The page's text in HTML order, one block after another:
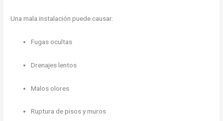
Una mala instalación puede causar:
Fugas ocultas
Drenajes lentos
Malos olores
Ruptura de pisos y muros